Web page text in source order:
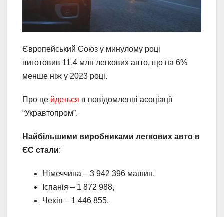
Європейський Союз у минулому році
виготовив 11,4 млн легкових авто, що на 6%
менше ніж у 2023 році.
Про це йдеться в повідомленні асоціації
“Укравтопром”.
Найбільшими виробниками легкових авто в
ЄС стали:
Німеччина – 3 942 396 машин,
Іспанія – 1 872 988,
Чехія – 1 446 855.